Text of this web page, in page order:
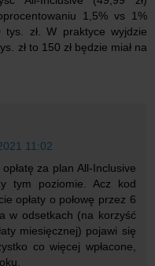
1,5% vs 1%
zł. W praktyce wyjdzie
zł to 150 zł będzie miał na
11:02
za plan All-Inclusive
tym poziomie. Acz kod
opłaty o połowę przez 6
w odsetkach (na korzyść
miesięcznej) pojawi się
co więcej wpłacone,